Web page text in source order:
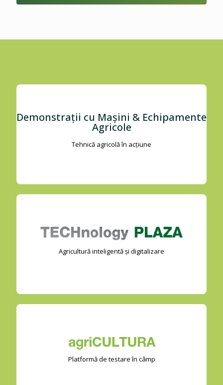
Demonstrații cu Mașini & Echipamente
Agricole
Tehnică agricolă în acțiune
Agricultură inteligentă și digitalizare
Platformă de testare în câmp